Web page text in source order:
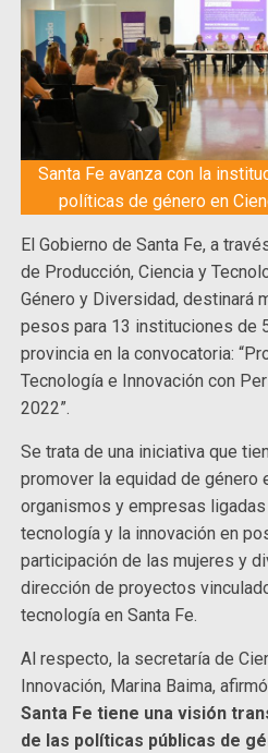
Santa Fe avanza con la
políticas de género en
El Gobierno de Santa Fe, a
de Producción, Ciencia y
Género y Diversidad, destinará
pesos para 13 instituciones de
provincia en la convocatoria:
Tecnología e Innovación con
2022”.
Se trata de una iniciativa que
promover la equidad de género
organismos y empresas ligadas
tecnología y la innovación en
participación de las mujeres y
dirección de proyectos
tecnología en Santa Fe.
Al respecto, la secretaría de
Innovación, Marina Baima,
Santa Fe tiene una visión
de las políticas públicas de